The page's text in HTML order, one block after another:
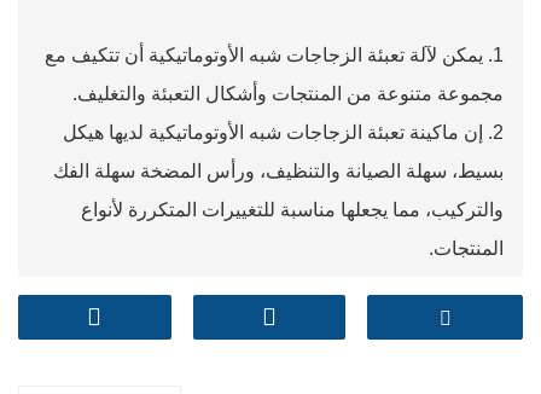
1. يمكن لآلة تعبئة الزجاجات شبه الأوتوماتيكية أن تتكيف مع
مجموعة متنوعة من المنتجات وأشكال التعبئة والتغليف‌.
2. إن ماكينة تعبئة الزجاجات شبه الأوتوماتيكية لديها هيكل
بسيط، سهلة الصيانة والتنظيف، ورأس المضخة سهلة الفك
والتركيب، مما يجعلها مناسبة للتغييرات المتكررة لأنواع
المنتجات.